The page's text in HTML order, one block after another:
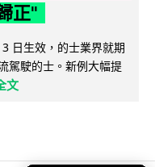
正"
日生效，的士業界就期
駕駛的士。新例大幅提
文